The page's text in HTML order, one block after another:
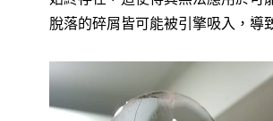
脫落的碎屑皆可能被引擎吸入，導